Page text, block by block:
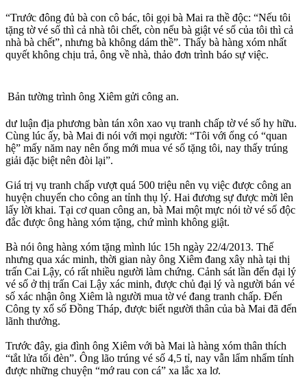
“Trước đông đủ bà con cô bác, tôi gọi bà Mai ra thề độc: “Nếu tôi
tặng tờ vé số thì cả nhà tôi chết, còn nếu bà giật vé số của tôi thì cả
nhà bà chết”, nhưng bà không dám thề”. Thấy bà hàng xóm nhất
quyết không chịu trả, ông về nhà, thảo đơn trình báo sự việc.
Bản tường trình ông Xiêm gửi công an.
dư luận địa phương bàn tán xôn xao vụ tranh chấp tờ vé số hy hữu.
Cùng lúc ấy, bà Mai đi nói với mọi người: “Tôi với ổng có “quan
hệ” mấy năm nay nên ổng mới mua vé số tặng tôi, nay thấy trúng
giải đặc biệt nên đòi lại”.
Giá trị vụ tranh chấp vượt quá 500 triệu nên vụ việc được công an
huyện chuyển cho công an tỉnh thụ lý. Hai đương sự được mời lên
lấy lời khai. Tại cơ quan công an, bà Mai một mực nói tờ vé số độc
đắc được ông hàng xóm tặng, chứ mình không giật.
Bà nói ông hàng xóm tặng mình lúc 15h ngày 22/4/2013. Thế
nhưng qua xác minh, thời gian này ông Xiêm đang xây nhà tại thị
trấn Cai Lậy, có rất nhiều người làm chứng. Cảnh sát lần đến đại lý
vé số ở thị trấn Cai Lậy xác minh, được chủ đại lý và người bán vé
số xác nhận ông Xiêm là người mua tờ vé đang tranh chấp. Đến
Công ty xổ số Đồng Tháp, được biết người thân của bà Mai đã đến
lãnh thưởng.
Trước đây, gia đình ông Xiêm với bà Mai là hàng xóm thân thích
“tắt lửa tối đèn”. Ông lão trúng vé số 4,5 tỉ, nay vẫn lẩm nhẩm tính
được những chuyện “mớ rau con cá” xa lắc xa lơ.